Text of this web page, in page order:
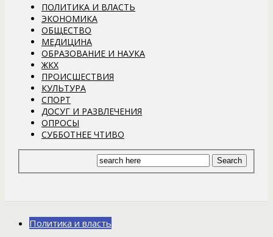
ПОЛИТИКА И ВЛАСТЬ
ЭКОНОМИКА
ОБЩЕСТВО
МЕДИЦИНА
ОБРАЗОВАНИЕ И НАУКА
ЖКХ
ПРОИСШЕСТВИЯ
КУЛЬТУРА
СПОРТ
ДОСУГ И РАЗВЛЕЧЕНИЯ
ОПРОСЫ
СУББОТНЕЕ ЧТИВО
Политика и власть